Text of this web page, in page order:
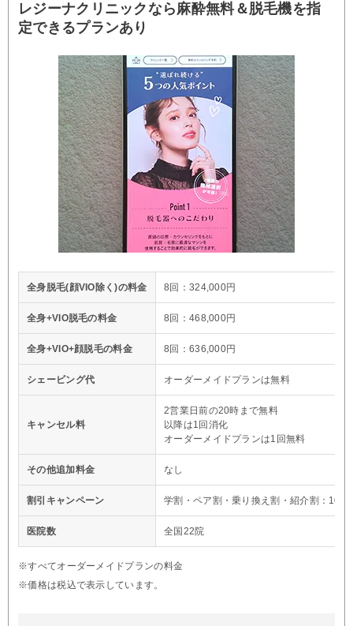
レジーナクリニックなら麻酔無料＆脱毛機を指
定できるプランあり
全身脱毛(顔VIO除く)の料金 8回：324,000円
全身+VIO脱毛の料金 8回：468,000円
全身+VIO+顔脱毛の料金 8回：636,000円
シェービング代 オーダーメイドプランは無料
キャンセル料
2営業日前の20時まで無料
以降は1回消化
オーダーメイドプランは1回無料
その他追加料金 なし
割引キャンペーン 学割・ペア割・乗り換え割・紹介割：
医院数 全国22院
※すべてオーダーメイドプランの料金
※価格は税込で表示しています。